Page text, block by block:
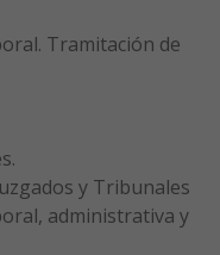
Tramitación de
y Tribunales
administrativa y